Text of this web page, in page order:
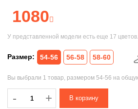
1080
У представленной модели есть еще 17 цветов
Размер: 54-56 56-58 58-60
Вы выбрали 1 товар, размером 54-56 на
-
- +